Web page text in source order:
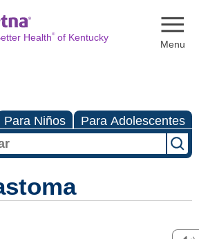
Health®of Kentucky
Para Niños Para Adolescentes